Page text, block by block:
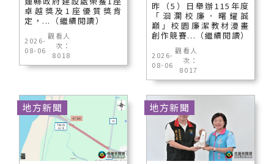
卓越獎及1座優質獎肯
定，...（繼續閱讀）
2026-
08-06
觀看人
次：
8018
昨（5）日舉辦115年度
「洄瀾校廉．曙耀誠
巔」校園廉潔教材漫畫
創作競賽...（繼續閱讀）
2026-
08-06
觀看人
次：
8017
地方新聞 地方新聞